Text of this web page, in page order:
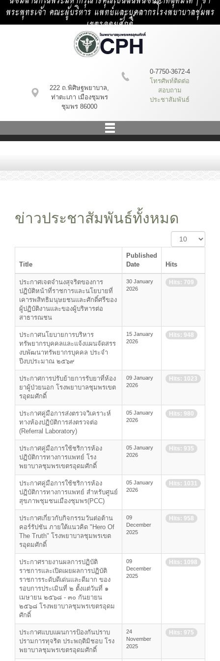
พระพุทธเจ้า คณะผู้บริหาร แพทย์และบุคลากรโรงพยาบาลชุมพร
เขตรอุดมศักดิ์
222 ถ.พิศิษฐพยาบาล,
ท่าตะเภา เมืองชุมพร
ชุมพร 86000
0-7750-3672-4
โทรศัพท์ติดต่อ
สอบถาม
ประชาสัมพันธ์
ข่าวประชาสัมพันธ์ทั้งหมด
Display
#
Title
Published
Date
Hits
ประกาศเจตจำนงสุจริตของการ
ปฏิบัติหน้าที่ราชการและนโยบายที่
เคารพสิทธิมนุษยชนและศักดิ์ศรีของ
ผู้ปฏิบัติงานและของผู้บริหารต่อ
สาธารณชน
30 January
2026
Hits: 709
ประกาศนโยบายการบริหาร
ทรัพยากรบุคคลและแจ้งแผนจัดสรร
งบพัฒนาทรัพยากรบุคคล ประจำ
ปีงบประมาณ ๒๕๖๙
15 January
2026
Hits: 948
ประกาศการปรับย้ายการรับยาที่ห้อง
ยาผู้ป่วยนอก โรงพยาบาลชุมพรเขต
รอุดมศักดิ์
09 January
2026
Hits: 1023
ประกาศคู่มือการส่งตรวจวิเคราะห์
ทางห้องปฏิบัติการส่งตรวจต่อ
(Referral Laboratory)
05 January
2026
Hits: 980
ประกาศคู่มือการใช้ชริการห้อง
ปฏิบัติการทางการแพทย์ โรง
พยาบาลชุมพรเขตรอุดมศักดิ์
05 January
2026
Hits: 935
ประกาศคู่มือการใช้ชริการห้อง
ปฏิบัติการทางการแพทย์ สำหรับศูนย์
สุขภาพชุมชนเมืองชุมพร(PCC)
05 January
2026
Hits: 1031
ประกาศเกี่ยวกับกิจกรรมวันต่อต้าน
คอร์รัปชัน ภายใต้แนวคิด "Hero Of
The Truth" โรงพยาบาลชุมพรเขต
รอุดมศักดิ์
09
December
2025
Hits: 958
ประกาศรายงานผลการปฏิบัติ
ราชการและเปิดเผยผลการปฏิบัติ
ราชการระดับดีเด่นและดีมาก ของ
รอบการประเมินที่ ๒ ตั้งแต่วันที่ ๑
เมษายน ๒๕๖๘ - ๓๐ กันยายน
๒๕๖๘ โรงพยาบาลชุมพรเขตรอุดม
ศักดิ์
09
December
2025
Hits: 1098
ประกาศแบบแผนการป้องกันปราบ
ปรามการทุจริต ประพฤติมิชอบ โรง
พยาบาลชุมพรเขตรอุดมศักดิ์
24
November
2025
Hits: 975